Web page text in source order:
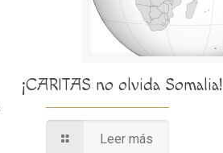
¡CARITAS no olvida Somalia!
Leer más